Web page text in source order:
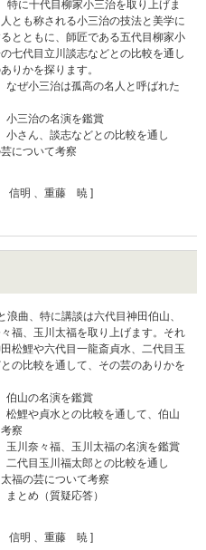
特に十代目柳家小三治を取り上げま
とも称される小三治の技法と美学に
とともに、師匠である五代目柳家小
七代目立川談志などとの比較を通し
りかを探ります。
なぜ小三治は孤高の名人と呼ばれた
小三治の名演を鑑賞
小さん、談志などとの比較を通し
について考察
信明 、重藤 暁 ]
浪曲、特に講談は六代目神田伯山、
福、玉川太福を取り上げます。それ
松鯉や六代目一龍斎貞水、二代目玉
の比較を通して、その芸のありかを
伯山の名演を鑑賞
松鯉や貞水との比較を通して、伯山
察
玉川奈々福、玉川太福の名演を鑑賞
二代目玉川福太郎との比較を通し
福の芸について考察
とめ（質疑応答）
信明 、重藤 暁 ]